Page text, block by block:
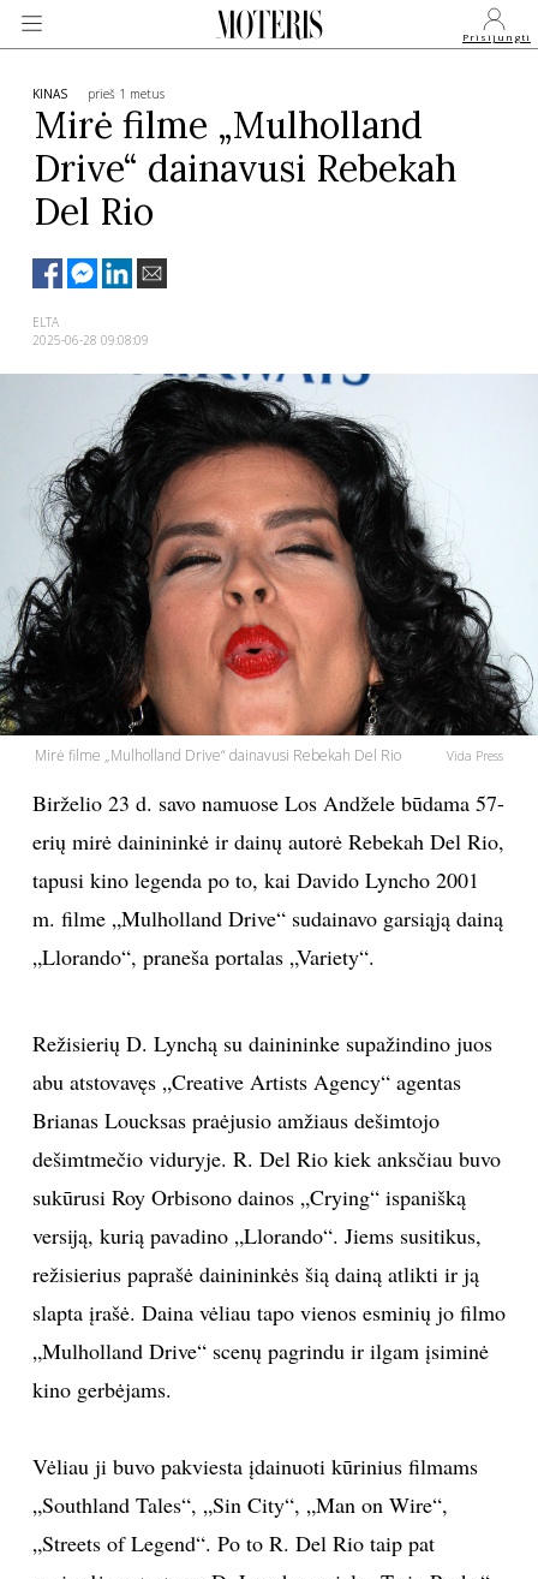
Prisijungti
VEIDAI
GROŽIS
SVEIKATA
APIE MANE
PSICHOLOGIJA
HOROSKOPAI
ASTROLOGIJA
KULTŪRA
LAISVALAIKIS
MUZIKA
TEATRAS
SPORTAS
FOTOGRAFIJA
MENAS
ORAI
ĮDOMYBĖS
ISTORIJA
KINAS prieš 1 metus
Mirė filme „Mulholland
Drive“ dainavusi Rebekah
Del Rio
ELTA
2025-06-28 09:08:09
Mirė filme „Mulholland Drive“ dainavusi Rebekah Del Rio Vida Press
Birželio 23 d. savo namuose Los Andžele būdama 57-
erių mirė dainininkė ir dainų autorė Rebekah Del Rio,
tapusi kino legenda po to, kai Davido Lyncho 2001
m. filme „Mulholland Drive“ sudainavo garsiąją dainą
„Llorando“, praneša portalas „Variety“.
Režisierių D. Lynchą su dainininke supažindino juos
abu atstovavęs „Creative Artists Agency“ agentas
Brianas Loucksas praėjusio amžiaus dešimtojo
dešimtmečio viduryje. R. Del Rio kiek anksčiau buvo
sukūrusi Roy Orbisono dainos „Crying“ ispanišką
versiją, kurią pavadino „Llorando“. Jiems susitikus,
režisierius paprašė dainininkės šią dainą atlikti ir ją
slapta įrašė. Daina vėliau tapo vienos esminių jo filmo
„Mulholland Drive“ scenų pagrindu ir ilgam įsiminė
kino gerbėjams.
Vėliau ji buvo pakviesta įdainuoti kūrinius filmams
„Southland Tales“, „Sin City“, „Man on Wire“,
„Streets of Legend“. Po to R. Del Rio taip pat